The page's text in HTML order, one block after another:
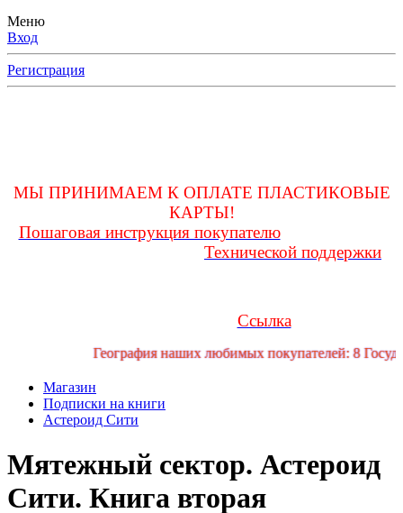
Меню
Вход
Регистрация
МЫ ПРИНИМАЕМ К ОПЛАТЕ ПЛАСТИКОВЫЕ
КАРТЫ!
Пошаговая инструкция покупателюЛюбые вопросы
Технической поддержки
Ссылка
География наших любимых покупателей: 8
Магазин
Подписки на книги
Астероид Сити
Мятежный сектор. Астероид
Сити. Книга вторая